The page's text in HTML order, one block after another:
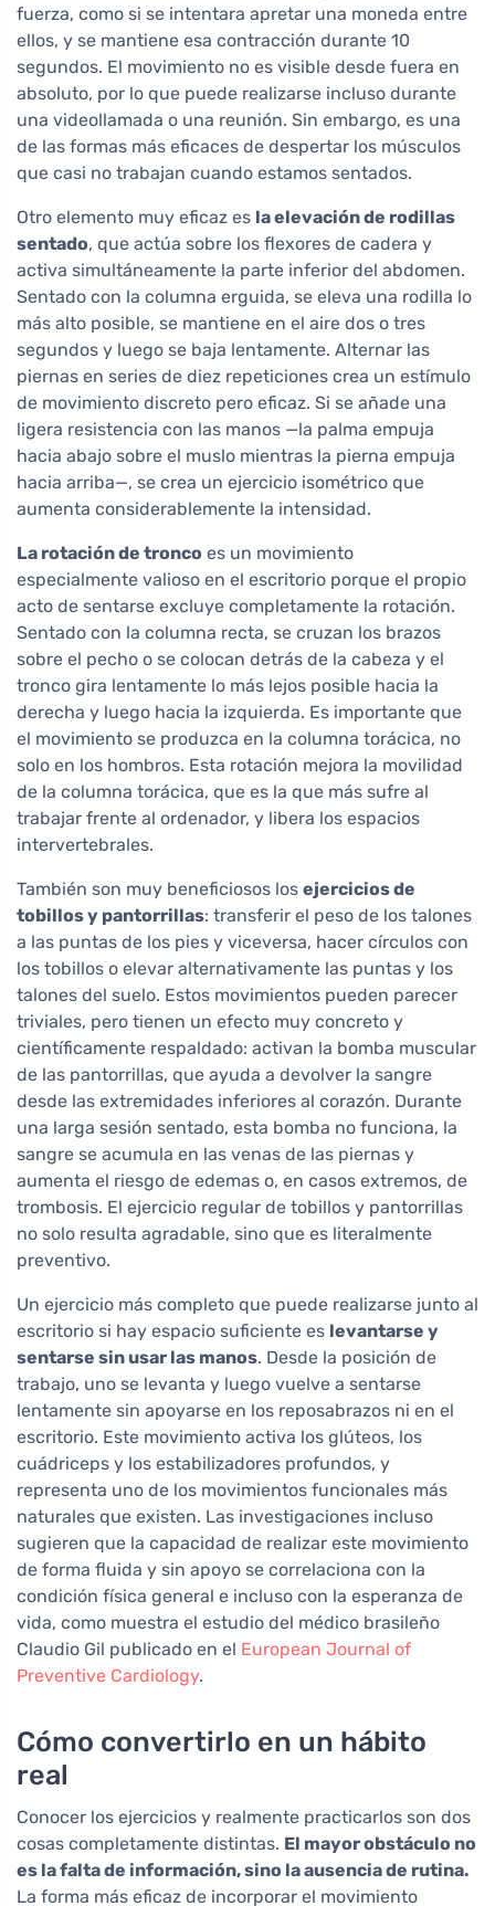
fuerza, como si se intentara apretar una moneda entre
ellos, y se mantiene esa contracción durante 10
segundos. El movimiento no es visible desde fuera en
absoluto, por lo que puede realizarse incluso durante
una videollamada o una reunión. Sin embargo, es una
de las formas más eficaces de despertar los músculos
que casi no trabajan cuando estamos sentados.
Otro elemento muy eficaz es la elevación de rodillas
sentado, que actúa sobre los flexores de cadera y
activa simultáneamente la parte inferior del abdomen.
Sentado con la columna erguida, se eleva una rodilla lo
más alto posible, se mantiene en el aire dos o tres
segundos y luego se baja lentamente. Alternar las
piernas en series de diez repeticiones crea un estímulo
de movimiento discreto pero eficaz. Si se añade una
ligera resistencia con las manos —la palma empuja
hacia abajo sobre el muslo mientras la pierna empuja
hacia arriba—, se crea un ejercicio isométrico que
aumenta considerablemente la intensidad.
La rotación de tronco es un movimiento
especialmente valioso en el escritorio porque el propio
acto de sentarse excluye completamente la rotación.
Sentado con la columna recta, se cruzan los brazos
sobre el pecho o se colocan detrás de la cabeza y el
tronco gira lentamente lo más lejos posible hacia la
derecha y luego hacia la izquierda. Es importante que
el movimiento se produzca en la columna torácica, no
solo en los hombros. Esta rotación mejora la movilidad
de la columna torácica, que es la que más sufre al
trabajar frente al ordenador, y libera los espacios
intervertebrales.
También son muy beneficiosos los ejercicios de
tobillos y pantorrillas: transferir el peso de los talones
a las puntas de los pies y viceversa, hacer círculos con
los tobillos o elevar alternativamente las puntas y los
talones del suelo. Estos movimientos pueden parecer
triviales, pero tienen un efecto muy concreto y
científicamente respaldado: activan la bomba muscular
de las pantorrillas, que ayuda a devolver la sangre
desde las extremidades inferiores al corazón. Durante
una larga sesión sentado, esta bomba no funciona, la
sangre se acumula en las venas de las piernas y
aumenta el riesgo de edemas o, en casos extremos, de
trombosis. El ejercicio regular de tobillos y pantorrillas
no solo resulta agradable, sino que es literalmente
preventivo.
Un ejercicio más completo que puede realizarse junto al
escritorio si hay espacio suficiente es levantarse y
sentarse sin usar las manos. Desde la posición de
trabajo, uno se levanta y luego vuelve a sentarse
lentamente sin apoyarse en los reposabrazos ni en el
escritorio. Este movimiento activa los glúteos, los
cuádriceps y los estabilizadores profundos, y
representa uno de los movimientos funcionales más
naturales que existen. Las investigaciones incluso
sugieren que la capacidad de realizar este movimiento
de forma fluida y sin apoyo se correlaciona con la
condición física general e incluso con la esperanza de
vida, como muestra el estudio del médico brasileño
Claudio Gil publicado en el European Journal of
Preventive Cardiology.
Cómo convertirlo en un hábito
real
Conocer los ejercicios y realmente practicarlos son dos
cosas completamente distintas. El mayor obstáculo no
es la falta de información, sino la ausencia de rutina.
La forma más eficaz de incorporar el movimiento